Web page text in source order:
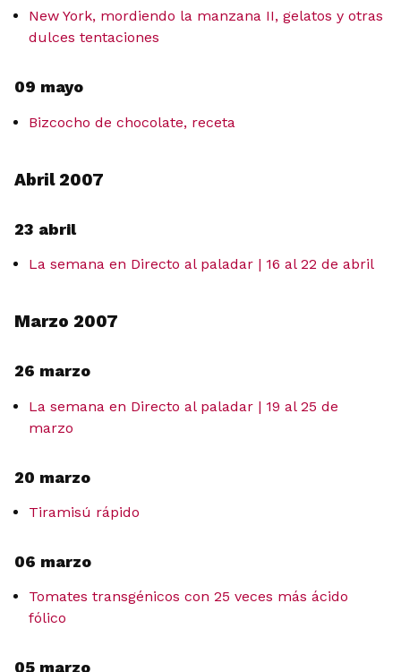
New York, mordiendo la manzana II, gelatos y otras
dulces tentaciones
09 mayo
Bizcocho de chocolate, receta
Abril 2007
23 abril
La semana en Directo al paladar | 16 al 22 de abril
Marzo 2007
26 marzo
La semana en Directo al paladar | 19 al 25 de
marzo
20 marzo
Tiramisú rápido
06 marzo
Tomates transgénicos con 25 veces más ácido
fólico
05 marzo